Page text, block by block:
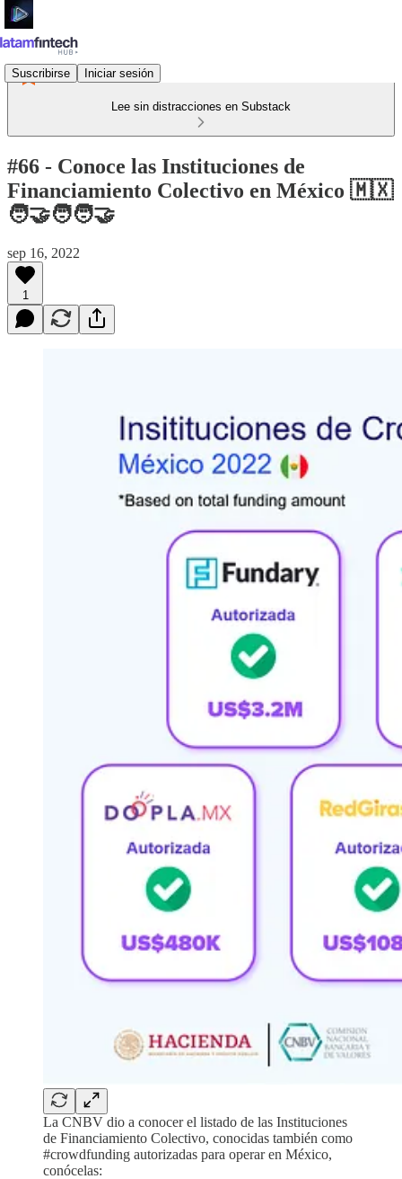
Suscribirse Iniciar sesión
Lee sin distracciones en Substack
#66 - Conoce las Instituciones de
Financiamiento Colectivo en México 🇲🇽​
🧑‍🤝‍🧑🧑‍🤝
sep 16, 2022
1
La CNBV dio a conocer el listado de las Instituciones
de Financiamiento Colectivo, conocidas también como
#crowdfunding autorizadas para operar en México,
conócelas: